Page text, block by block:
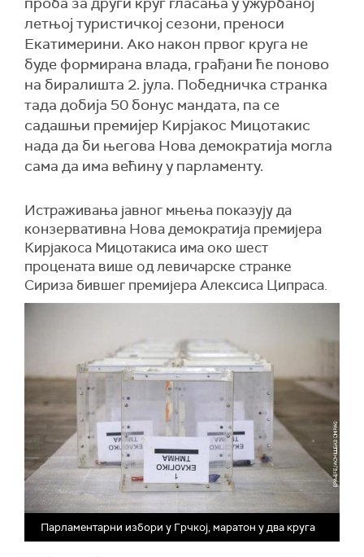
летњој туристичкој сезони, преноси
Екатимерини. Ако након првог круга не
буде формирана влада, грађани ће поново
на биралишта 2. јула. Победничка странка
тада добија 50 бонус мандата, па се
садашњи премијер Кирјакос Мицотакис
нада да би његова Нова демократија могла
сама да има већину у парламенту.
Истраживања јавног мњења показују да
конзервативна Нова демократија премијера
Кирјакоса Мицотакиса има око шест
процената више од левичарске странке
Сириза бившег премијера Алексиса Ципраса.
Парламентарни избори у Грчкој, маратон у два круга